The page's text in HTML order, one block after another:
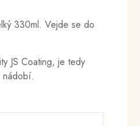
330ml. Vejde se do
JS Coating, je tedy
nádobí.